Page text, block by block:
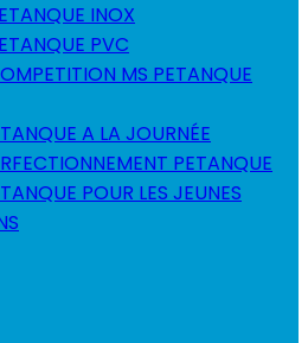
INOX
PVC
MS PETANQUE
A LA JOURNÉE
PETANQUE
POUR LES JEUNES